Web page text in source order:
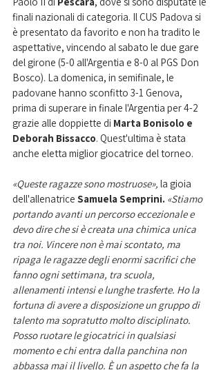
finali nazionali di categoria. Il CUS Padova si
è presentato da favorito e non ha tradito le
aspettative, vincendo al sabato le due gare
del girone (5-0 all'Argentia e 8-0 al PGS Don
Bosco). La domenica, in semifinale, le
padovane hanno sconfitto 3-1 Genova,
prima di superare in finale l'Argentia per 4-2
grazie alle doppiette di Marta Bonisolo e
Deborah Bissacco. Quest'ultima è stata
anche eletta miglior giocatrice del torneo.
«Queste ragazze sono mostruose», la gioia
dell'allenatrice Samuela Semprini. «Stiamo
portando avanti un percorso eccezionale e
devo dire che si è creata una chimica unica
tra noi. Vincere non è mai scontato, ma
ripaga le ragazze degli enormi sacrifici che
fanno ogni settimana, tra scuola,
allenamenti intensi e lunghe trasferte. Ho la
fortuna di avere a disposizione un gruppo di
talento ma sopratutto molto disciplinato.
Posso ruotare le giocatrici in qualsiasi
momento e chi entra dalla panchina non
abbassa mai il livello. È un aspetto che fa la